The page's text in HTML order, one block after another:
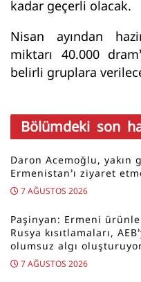
kadar geçerli olacak.
Nisan ayından
miktarı 40.000
belirli gruplara
Bölümdeki son
Daron Acemoğlu, yakın
Ermenistan’ı ziyaret
7 AĞUSTOS 2026
Paşinyan: Ermeni
Rusya kısıtlamaları,
olumsuz algı
7 AĞUSTOS 2026